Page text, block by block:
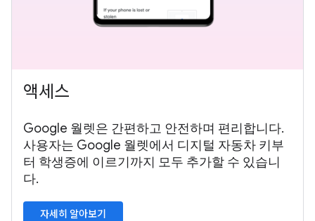
액세스
Google 월렛은 간편하고 안전하며 편리합니다.
사용자는 Google 월렛에서 디지털 자동차 키부
터 학생증에 이르기까지 모두 추가할 수 있습니
다.
자세히 알아보기